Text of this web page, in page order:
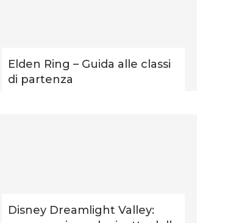
Elden Ring – Guida alle classi
di partenza
Disney Dreamlight Valley: